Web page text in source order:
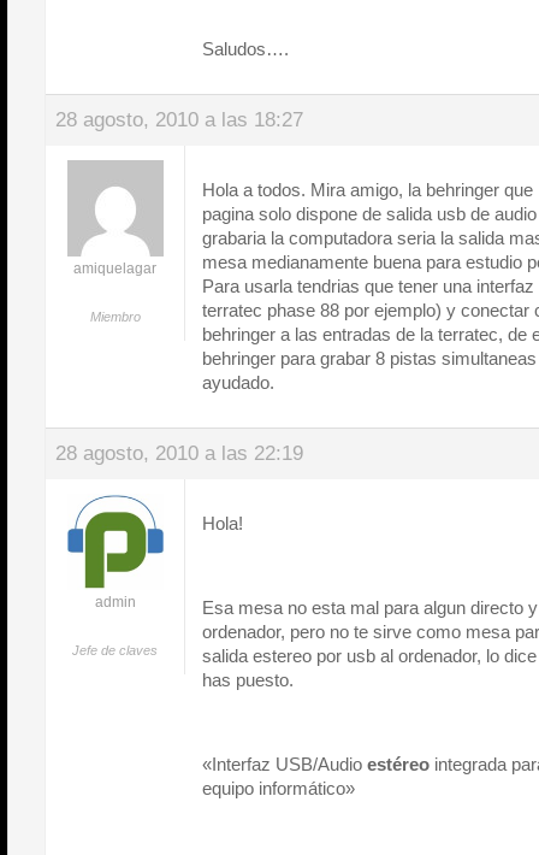
Saludos….
28 agosto, 2010 a las 18:27
amiquelagar
Miembro
Hola a todos. Mira amigo, la behringer
pagina solo dispone de salida usb de
grabaria la computadora seria la salida
mesa medianamente buena para estudio
Para usarla tendrias que tener una
terratec phase 88 por ejemplo) y conectar
behringer a las entradas de la terratec, de
behringer para grabar 8 pistas
ayudado.
28 agosto, 2010 a las 22:19
admin
Jefe de claves
Hola!
Esa mesa no esta mal para algun directo
ordenador, pero no te sirve como mesa
salida estereo por usb al ordenador, lo
has puesto.
«Interfaz USB/Audio estéreo integrada
equipo informático»